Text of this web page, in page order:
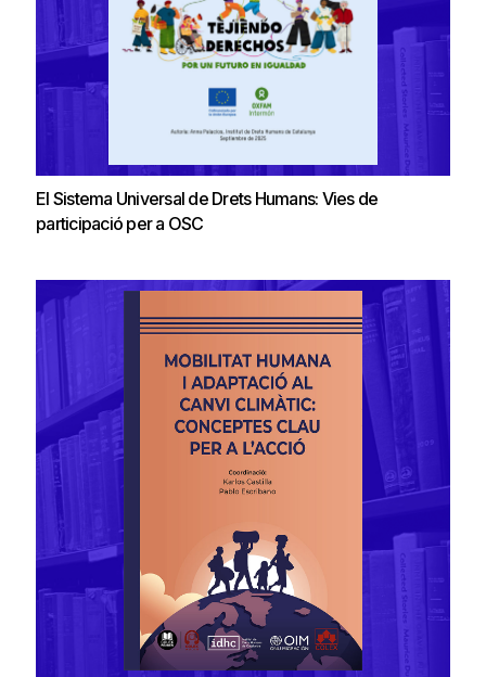
El Sistema Universal de Drets Humans: Vies de
participació per a OSC